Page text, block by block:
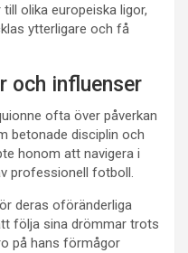
olika europeiska ligor,
ytterligare och få
och influenser
ofta över påverkan
betonade disciplin och
honom att navigera i
professionell fotboll.
deras oföränderliga
följa sina drömmar trots
på hans förmågor